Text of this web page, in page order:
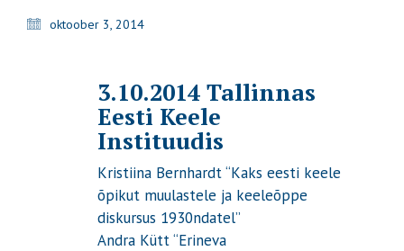
oktoober 3, 2014
3.10.2014 Tallinnas
Eesti Keele
Instituudis
Kristiina Bernhardt “Kaks eesti keele
õpikut muulastele ja keeleõppe
diskursus 1930ndatel”
Andra Kütt “Erineva